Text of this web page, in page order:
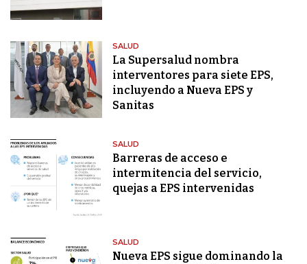
SALUD
La Supersalud nombra
interventores para siete EPS,
incluyendo a Nueva EPS y
Sanitas
SALUD
Barreras de acceso e
intermitencia del servicio,
quejas a EPS intervenidas
SALUD
Nueva EPS sigue dominando la